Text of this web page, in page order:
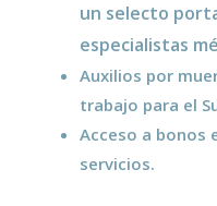
un selecto
especialistas
Auxilios por
trabajo para el
Acceso a bonos
servicios.